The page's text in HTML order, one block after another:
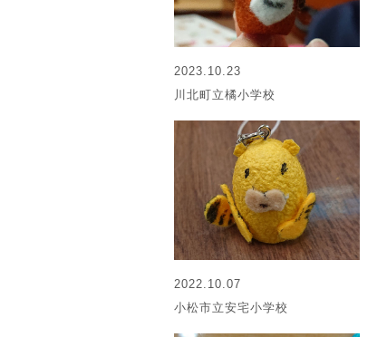
2023.10.23
川北町立橘小学校
2022.10.07
小松市立安宅小学校